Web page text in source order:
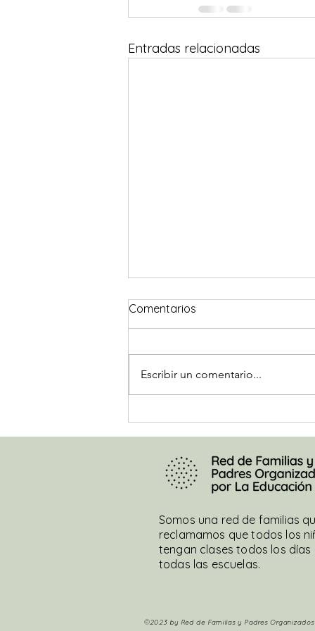
Entradas relacionadas
#DecileNoAGraham
La titular de la Defensoría de
vulneraban derechos
fundamentales de la niñez,...
Comentarios
Escribir un comentario...
Somos una red de familias
reclamamos que todos los
tengan clases todos los días
todas las escuelas.
©2023 by Red de Familias y Padres